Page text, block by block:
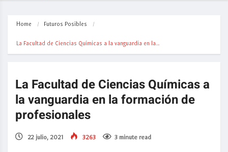
Home Futuros Posibles
La Facultad de Ciencias Químicas a la vanguardia en la…
La Facultad de Ciencias Químicas a
la vanguardia en la formación de
profesionales
22 julio, 2021 3263 3 minute read